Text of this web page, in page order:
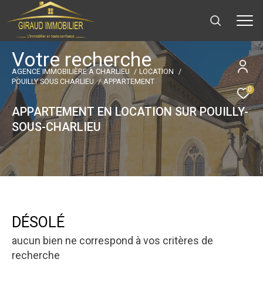
0
Votre recherche
AGENCE IMMOBILIÈRE À CHARLIEU
LOCATION
POUILLY SOUS CHARLIEU
APPARTEMENT
APPARTEMENT EN LOCATION SUR POUILLY-
SOUS-CHARLIEU
DÉSOLÉ
aucun bien ne correspond à vos critères de
recherche